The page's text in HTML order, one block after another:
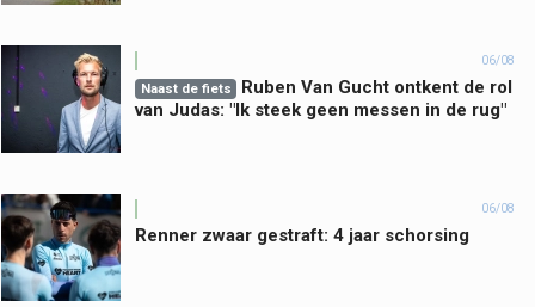
06/08
Naast de fiets
Ruben Van Gucht ontkent de rol
van Judas: "Ik steek geen messen in de rug"
06/08
Renner zwaar gestraft: 4 jaar schorsing